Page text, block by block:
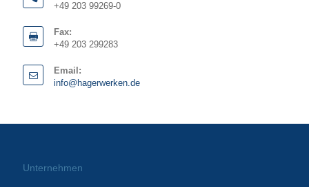
+49 203 99269-0
Fax:
+49 203 299283
Email:
info@hagerwerken.de
Unternehmen